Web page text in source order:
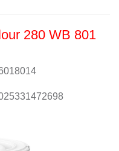
280 WB 801